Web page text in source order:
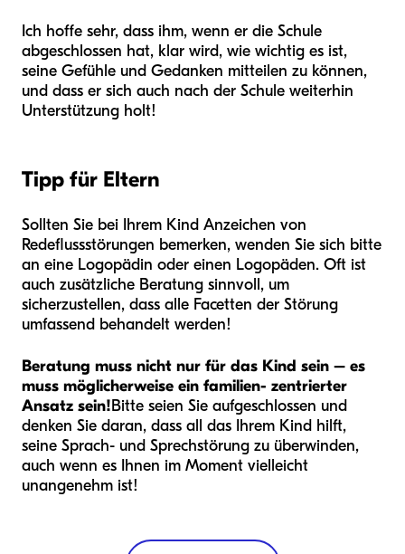
Ich hoffe sehr, dass ihm, wenn er die Schule
abgeschlossen hat, klar wird, wie wichtig es ist,
seine Gefühle und Gedanken mitteilen zu können,
und dass er sich auch nach der Schule weiterhin
Unterstützung holt!
Tipp für Eltern
Sollten Sie bei Ihrem Kind Anzeichen von
Redeflussstörungen bemerken, wenden Sie sich bitte
an eine Logopädin oder einen Logopäden. Oft ist
auch zusätzliche Beratung sinnvoll, um
sicherzustellen, dass alle Facetten der Störung
umfassend behandelt werden!
Beratung muss nicht nur für das Kind sein – es
muss möglicherweise ein familien- zentrierter
Ansatz sein!Bitte seien Sie aufgeschlossen und
denken Sie daran, dass all das Ihrem Kind hilft,
seine Sprach- und Sprechstörung zu überwinden,
auch wenn es Ihnen im Moment vielleicht
unangenehm ist!